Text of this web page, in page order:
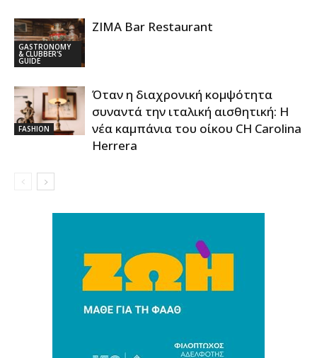
GASTRONOMY
& CLUBBER'S
GUIDE
ZIMA Bar Restaurant
FASHION
Όταν η διαχρονική κομψότητα
συναντά την ιταλική αισθητική: Η
νέα καμπάνια του οίκου CH Carolina
Herrera